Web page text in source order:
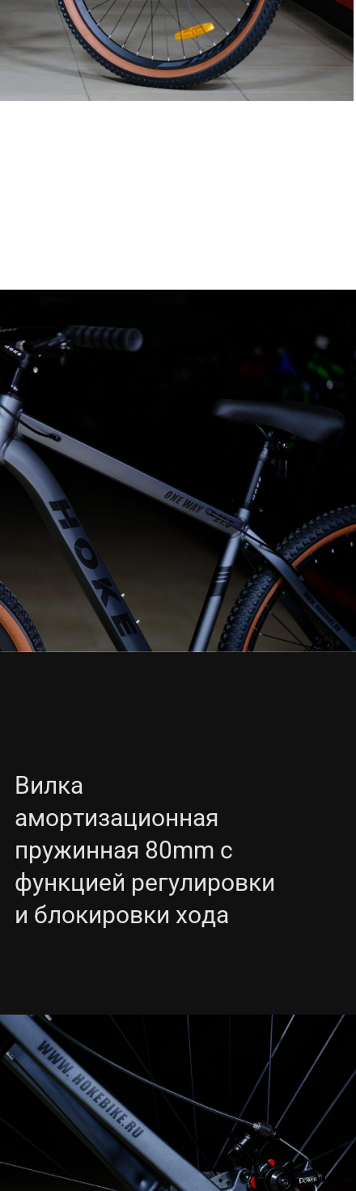
Вилка
амортизационная
пружинная 80mm с
функцией регулировки
и блокировки хода